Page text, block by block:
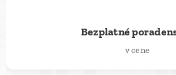
Bezplatné
v cene